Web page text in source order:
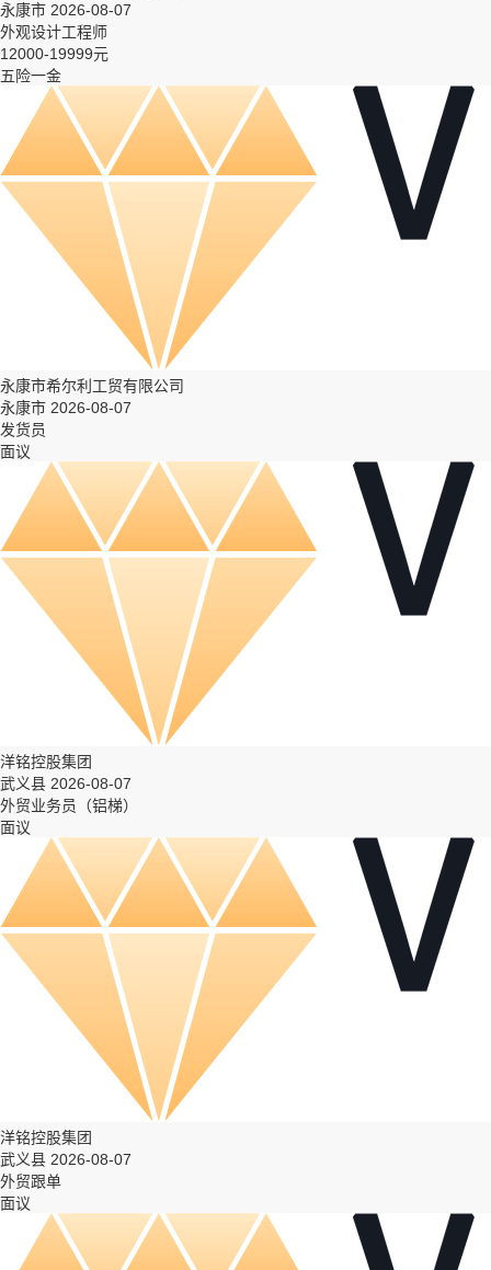
永康市 2026-08-07
外观设计工程师
12000-19999元
五险一金
永康市希尔利工贸有限公司
永康市 2026-08-07
发货员
面议
洋铭控股集团
武义县 2026-08-07
外贸业务员（铝梯）
面议
洋铭控股集团
武义县 2026-08-07
外贸跟单
面议